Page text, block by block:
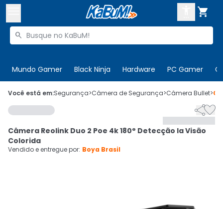

Buscar produtos

Mundo Gamer Black Ninja Hardware PC Gamer
 Olá. Acesse sua conta
 Departamentos
Cupons
CADASTRE-SE
Você está em:Segurança>Câmera de Segurança>Câmera Bullet>

Câmera Reolink Duo 2 Poe 4k 180° Detecção Ia Visão
Colorida
Vendido e entregue por: Boya Brasil